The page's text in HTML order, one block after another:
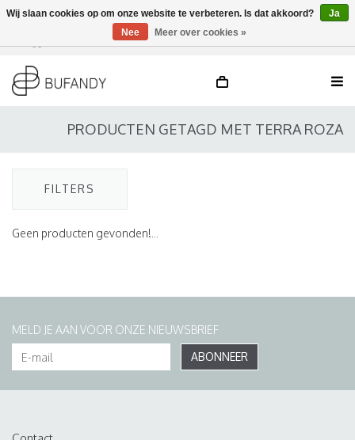
DE / EN
PRODUCTEN GETAGD MET TERRA ROZA
FILTERS
Geen producten gevonden!...
MELD JE AAN VOOR ONZE NIEUWSBRIEF
ABONNEER
Wij slaan cookies op om onze website te verbeteren. Is dat akkoord?
Ja
Nee
Meer over cookies »